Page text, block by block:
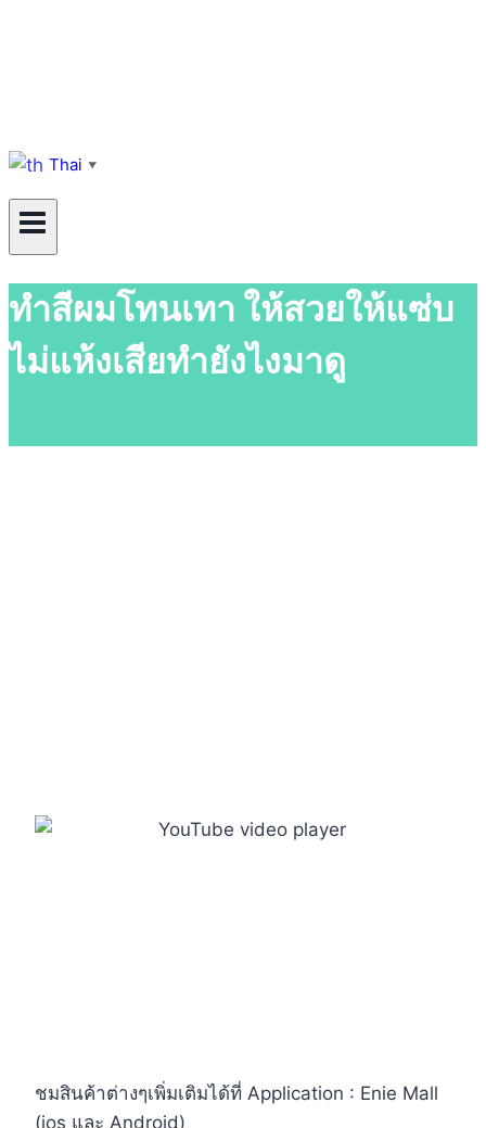
Thai ▼
ทำสีผมโทนเทา ให้สวยให้แซ่บ
ไม่แห้งเสียทำยังไงมาดู
ชมสินค้าต่างๆเพิ่มเติมได้ที่ Application : Enie Mall
(ios และ Android)